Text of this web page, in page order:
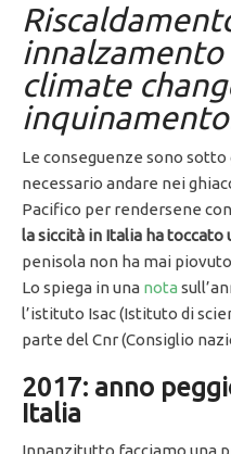
climate
Le conseguenze sono
necessario andare nei
Pacifico per rendersene
la siccità in Italia ha toccato
penisola non ha mai
Lo spiega in una nota
l’istituto Isac (Istituto di
parte del Cnr (Consiglio
2017: anno
Italia